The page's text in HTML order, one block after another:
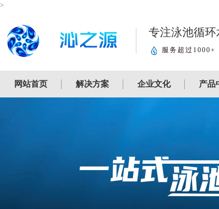
>
专注泳池循
服务超过1000+
网站首页 解决方案 企业文化 产品